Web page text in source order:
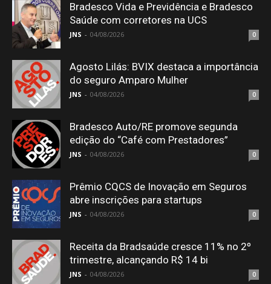
Bradesco Vida e Previdência e Bradesco
Saúde com corretores na UCS
JNS - 04/08/2026 0
Agosto Lilás: BVIX destaca a importância
do seguro Amparo Mulher
JNS - 04/08/2026 0
Bradesco Auto/RE promove segunda
edição do “Café com Prestadores”
JNS - 04/08/2026 0
Prêmio CQCS de Inovação em Seguros
abre inscrições para startups
JNS - 04/08/2026 0
Receita da Bradsaúde cresce 11% no 2º
trimestre, alcançando R$ 14 bi
JNS - 04/08/2026 0